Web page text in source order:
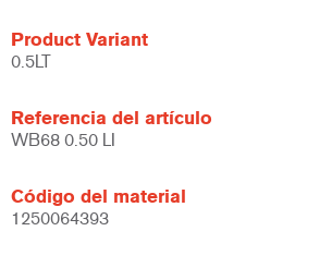
Product Variant
0.5LT
Referencia del artículo
WB68 0.50 LI
Código del material
1250064393